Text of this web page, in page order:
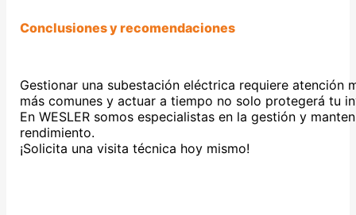
Conclusiones y recomendaciones
Gestionar una subestación eléctrica requiere
más comunes y actuar a tiempo no solo protegerá tu
En WESLER somos especialistas en la gestión y
rendimiento.
¡Solicita una visita técnica hoy mismo!